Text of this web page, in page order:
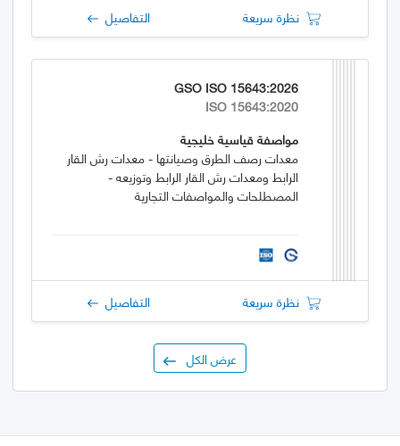
نظرة سريعة التفاصيل
GSO ISO 15643:2026
ISO 15643:2020
مواصفة قياسية خليجية
معدات رصف الطرق وصيانتها - معدات رش القار
الرابط ومعدات رش القار الرابط وتوزيعه -
المصطلحات والمواصفات التجارية
نظرة سريعة التفاصيل
عرض الكل